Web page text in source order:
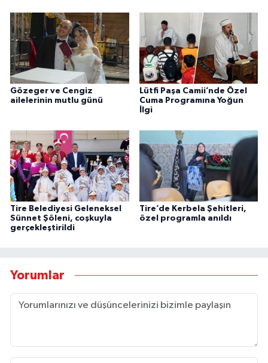
Gözeger ve Cengiz
ailelerinin mutlu günü
Lütfi Paşa Camii’nde Özel
Cuma Programına Yoğun
İlgi
Tire Belediyesi Geleneksel
Sünnet Şöleni, coşkuyla
gerçekleştirildi
Tire’de Kerbela Şehitleri,
özel programla anıldı
Yorumlar